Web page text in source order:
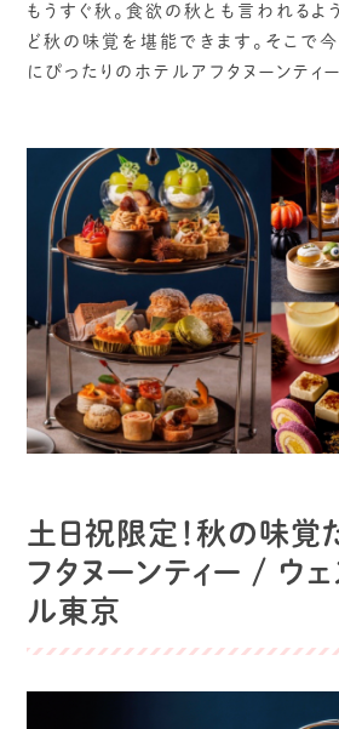
もうすぐ秋。食欲の秋とも言われるよ
ど秋の味覚を堪能できます。そこで
にぴったりのホテルアフタヌーンティ
土日祝限定！秋の味覚
フタヌーンティー / ウ
ル東京